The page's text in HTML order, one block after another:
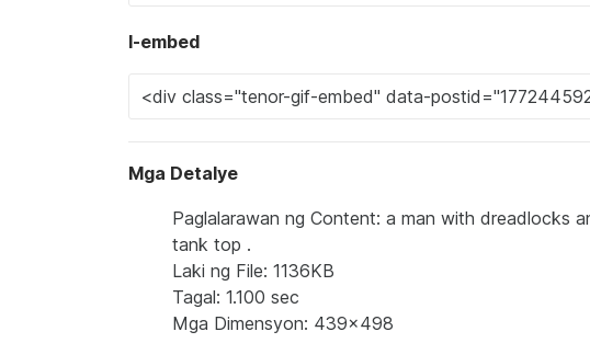
I-embed
Mga Detalye
Paglalarawan ng Content: a man with dreadlocks
tank top .
Laki ng File: 1136KB
Tagal: 1.100 sec
Mga Dimensyon: 439x498